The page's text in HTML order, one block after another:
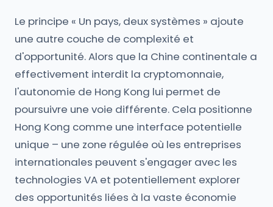
Le principe « Un pays, deux systèmes » ajoute
une autre couche de complexité et
d'opportunité. Alors que la Chine continentale a
effectivement interdit la cryptomonnaie,
l'autonomie de Hong Kong lui permet de
poursuivre une voie différente. Cela positionne
Hong Kong comme une interface potentielle
unique – une zone régulée où les entreprises
internationales peuvent s'engager avec les
technologies VA et potentiellement explorer
des opportunités liées à la vaste économie